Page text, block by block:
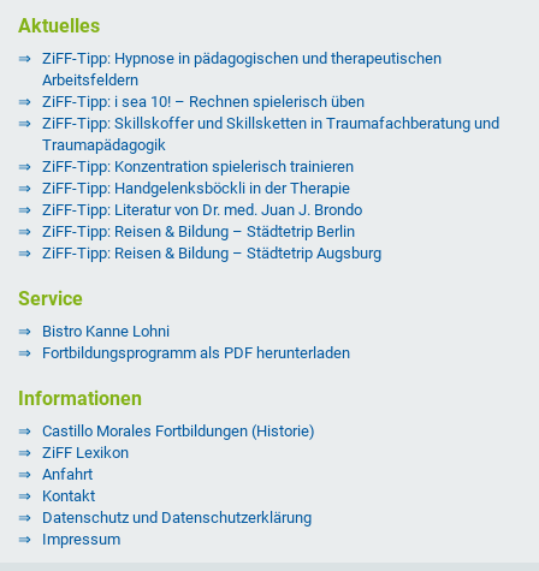
Aktuelles
ZiFF-Tipp: Hypnose in pädagogischen und therapeutischen
Arbeitsfeldern
ZiFF-Tipp: i sea 10! – Rechnen spielerisch üben
ZiFF-Tipp: Skillskoffer und Skillsketten in Traumafachberatung und
Traumapädagogik
ZiFF-Tipp: Konzentration spielerisch trainieren
ZiFF-Tipp: Handgelenksböckli in der Therapie
ZiFF-Tipp: Literatur von Dr. med. Juan J. Brondo
ZiFF-Tipp: Reisen & Bildung – Städtetrip Berlin
ZiFF-Tipp: Reisen & Bildung – Städtetrip Augsburg
Service
Bistro Kanne Lohni
Fortbildungsprogramm als PDF herunterladen
Informationen
Castillo Morales Fortbildungen (Historie)
ZiFF Lexikon
Anfahrt
Kontakt
Datenschutz und Datenschutzerklärung
Impressum